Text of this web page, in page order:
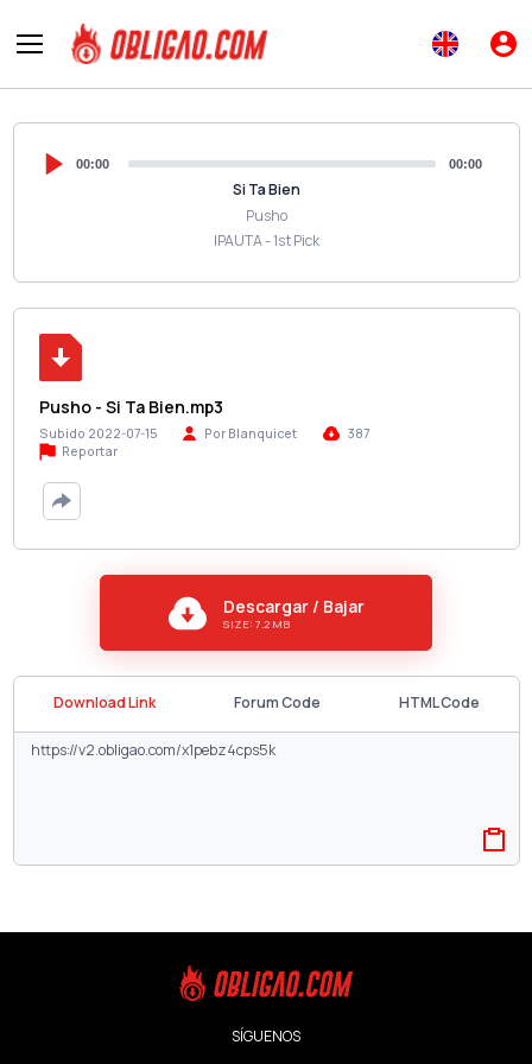
00:00 00:00
Si Ta Bien
Pusho
IPAUTA - 1st Pick
Pusho - Si Ta Bien.mp3
Subido 2022-07-15 Por Blanquicet
387
Reportar
Descargar / Bajar
SIZE: 7.2 MB
Download Link Forum Code HTML Code
SÍGUENOS